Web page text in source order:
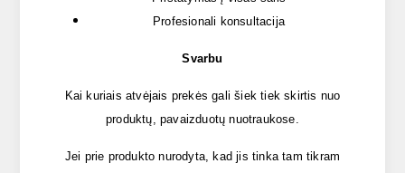
Profesionali konsultacija
Svarbu
Kai kuriais atvėjais prekės gali šiek tiek skirtis nuo
produktų, pavaizduotų nuotraukose.
Jei prie produkto nurodyta, kad jis tinka tam tikram